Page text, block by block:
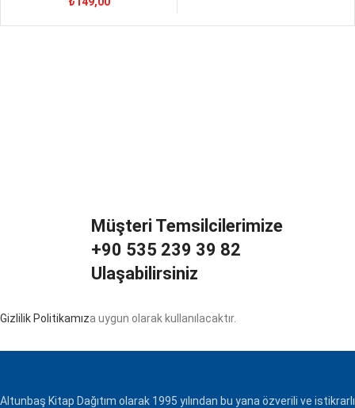
Müşteri Temsilcilerimize
+90 535 239 39 82
Ulaşabilirsiniz
Gizlilik Politikamıza uygun olarak kullanılacaktır.
Altunbaş Kitap Dağıtım olarak 1995 yılından bu yana özverili ve istikrarlı